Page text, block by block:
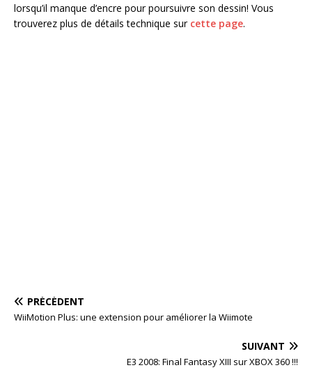
lorsqu’il manque d’encre pour poursuivre son dessin! Vous
trouverez plus de détails technique sur cette page.
PRÉCÉDENT
WiiMotion Plus: une extension pour améliorer la Wiimote
SUIVANT
E3 2008: Final Fantasy XIII sur XBOX 360 !!!